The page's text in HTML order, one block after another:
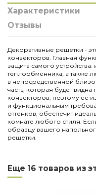
Характеристики
Отзывы
Декоративные решетки -
конвекторов. Главная
защита самого
теплообменника, а также
в непосредственной
часть, которая будет
конвекторов, поэтому ее
и функциональным
оттенков, обеспечит
комнате любого стиля.
образцу вашего
решетки.
Ширина
Еще 16 товаров из